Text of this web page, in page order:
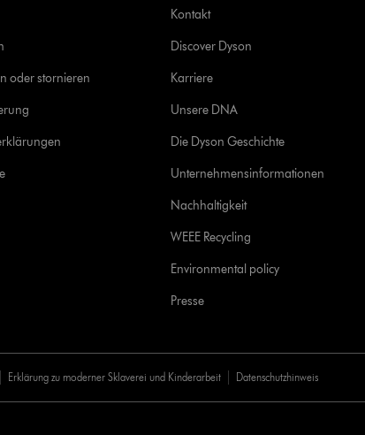
oder stornieren
Kontakt
Discover Dyson
Karriere
Unsere DNA
Die Dyson Geschichte
Unternehmensinformationen
Nachhaltigkeit
WEEE Recycling
Environmental policy
Presse
Erklärung zu moderner Sklaverei und Kinderarbeit Datenschutzhinweis